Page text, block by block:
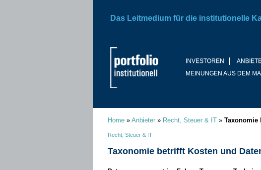
INVESTOREN
MEINUNGEN AUS DEM
Das Leitmedium für die institutionelle
Home » Anbieter » Recht, Steuer & IT » Taxonomie
Recht, Steuer & IT
Taxonomie betrifft Kosten und